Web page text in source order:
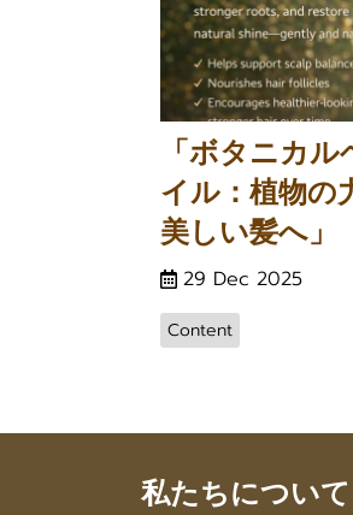
「ボタニカ
イル：植物の
美しい髪へ」
29 Dec 2025
Content
私たちについて